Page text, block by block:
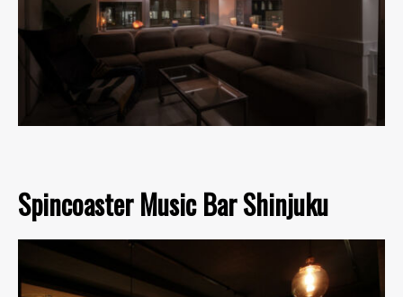
Spincoaster Music Bar Shinjuku